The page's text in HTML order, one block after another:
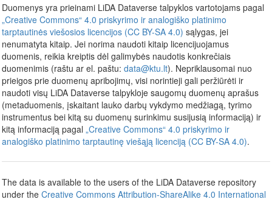
Duomenys yra prieinami LiDA Dataverse talpyklos vartotojams pagal
„Creative Commons“ 4.0 priskyrimo ir analogiško platinimo
tarptautinės viešosios licencijos (CC BY-SA 4.0) sąlygas, jei
nenumatyta kitaip. Jei norima naudoti kitaip licencijuojamus
duomenis, reikia kreiptis dėl galimybės naudotis konkrečiais
duomenimis (raštu ar el. paštu: data@ktu.lt). Nepriklausomai nuo
prieigos prie duomenų apribojimų, visi norintieji gali peržiūrėti ir
naudoti visų LiDA Dataverse talpykloje saugomų duomenų aprašus
(metaduomenis, įskaitant lauko darbų vykdymo medžiagą, tyrimo
instrumentus bei kitą su duomenų surinkimu susijusią informaciją) ir
kitą informaciją pagal „Creative Commons“ 4.0 priskyrimo ir
analogiško platinimo tarptautinę viešąją licenciją (CC BY-SA 4.0).
The data is available to the users of the LiDA Dataverse repository
under the Creative Commons Attribution-ShareAlike 4.0 International